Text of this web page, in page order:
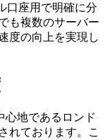
口座用で明確に分
も複数のサーバー
度の向上を実現し
心地であるロンド
れております。こ